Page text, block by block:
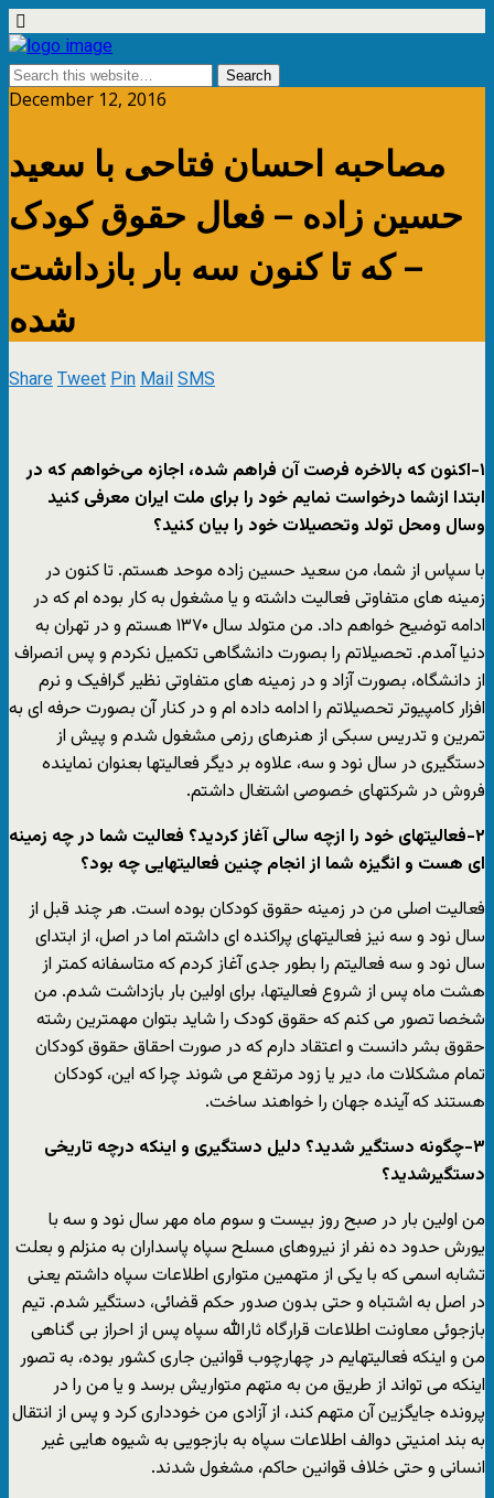
December 12, 2016
مصاحبه احسان فتاحی با سعید
حسین زاده – فعال حقوق کودک
– که تا کنون سه بار بازداشت
شده
ShareTweetPinMailSMS
۱-اکنون که بالاخره فرصت آن فراهم شده، اجازه می‌خواهم که در
ابتدا ازشما درخواست نمایم خود را برای ملت ایران معرفی کنید
وسال ومحل تولد وتحصیلات خود را بیان کنید؟
با سپاس از شما، من سعید حسین زاده موحد هستم. تا کنون در
زمینه های متفاوتی فعالیت داشته و یا مشغول به کار بوده ام که در
ادامه توضیح خواهم داد. من متولد سال ۱۳۷۰ هستم و در تهران به
دنیا آمدم. تحصیلاتم را بصورت دانشگاهی تکمیل نکردم و پس انصراف
از دانشگاه، بصورت آزاد و در زمینه های متفاوتی نظیر گرافیک و نرم
افزار کامپیوتر تحصیلاتم را ادامه داده ام و در کنار آن بصورت حرفه ای به
تمرین و تدریس سبکی از هنرهای رزمی مشغول شدم و پیش از
دستگیری در سال نود و سه، علاوه بر دیگر فعالیتها بعنوان نماینده
فروش در شرکتهای خصوصی اشتغال داشتم.
۲-فعالیتهای خود را ازچه سالی آغاز کردید؟ فعالیت شما در چه زمینه
ای هست و انگیزه شما از انجام چنین فعالیتهایی چه بود؟
فعالیت اصلی من در زمینه حقوق کودکان بوده است. هر چند قبل از
سال نود و سه نیز فعالیتهای پراکنده ای داشتم اما در اصل، از ابتدای
سال نود و سه فعالیتم را بطور جدی آغاز کردم که متاسفانه کمتر از
هشت ماه پس از شروع فعالیتها، برای اولین بار بازداشت شدم. من
شخصا تصور می کنم که حقوق کودک را شاید بتوان مهمترین رشته
حقوق بشر دانست و اعتقاد دارم که در صورت احقاق حقوق کودکان
تمام مشکلات ما، دیر یا زود مرتفع می شوند چرا که این، کودکان
هستند که آینده جهان را خواهند ساخت.
۳-چگونه دستگیر شدید؟ دلیل دستگیری و اینکه درچه تاریخی
دستگیرشدید؟
من اولین بار در صبح روز بیست و سوم ماه مهر سال نود و سه با
یورش حدود ده نفر از نیروهای مسلح سپاه پاسداران به منزلم و بعلت
تشابه اسمی که با یکی از متهمین متواری اطلاعات سپاه داشتم یعنی
در اصل به اشتباه و حتی بدون صدور حکم قضائی، دستگیر شدم. تیم
بازجوئی معاونت اطلاعات قرارگاه ثارالله سپاه پس از احراز بی گناهی
من و اینکه فعالیتهایم در چهارچوب قوانین جاری کشور بوده، به تصور
اینکه می تواند از طریق من به متهم متواریش برسد و یا من را در
پرونده جایگزین آن متهم کند، از آزادی من خودداری کرد و پس از انتقال
به بند امنیتی دوالف اطلاعات سپاه به بازجویی به شیوه هایی غیر
انسانی و حتی خلاف قوانین حاکم، مشغول شدند.